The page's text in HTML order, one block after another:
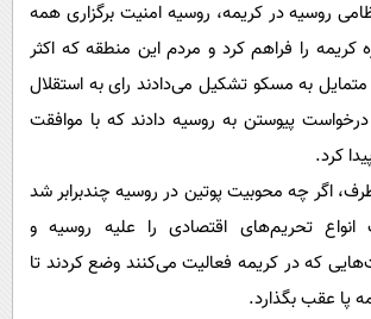
روسیه در کریمه، روسیه امنیت برگزاری همه
را فراهم کرد و مردم این منطقه که اکثر
متمایل به مسکو تشکیل می‌دادند رای به استقلال
پیوستن به روسیه دادند که با موافقت
کرد.
اگر چه محوبیت پوتین در روسیه چندبرابر شد
انواع تحریم‌های اقتصادی را علیه روسیه و
که در کریمه فعالیت می‌کنند وضع کردند تا
پا عقب بگذارد.